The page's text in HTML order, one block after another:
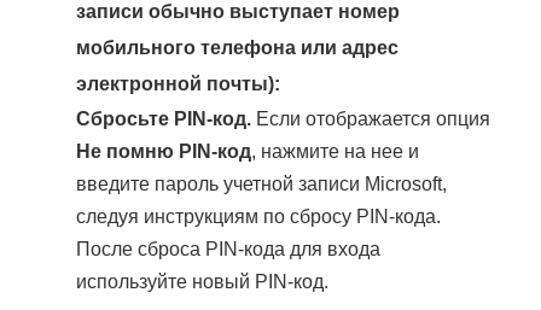
записи обычно выступает номер
мобильного телефона или адрес
электронной почты):
Сбросьте PIN-код. Если отображается опция
Не помню PIN-код, нажмите на нее и
введите пароль учетной записи Microsoft,
следуя инструкциям по сбросу PIN-кода.
После сброса PIN-кода для входа
используйте новый PIN-код.